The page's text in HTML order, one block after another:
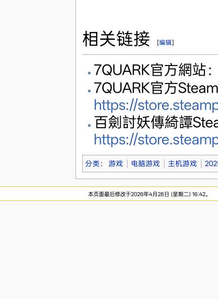
相关链接 [编辑]
7QUARK官方網站
7QUARK官方
https://
百劍討妖傳綺譚
https://
分类 ： 游戏 电脑游戏 主机游戏
本页面最后修改于2026年4月28日 (星期二) 16:42。